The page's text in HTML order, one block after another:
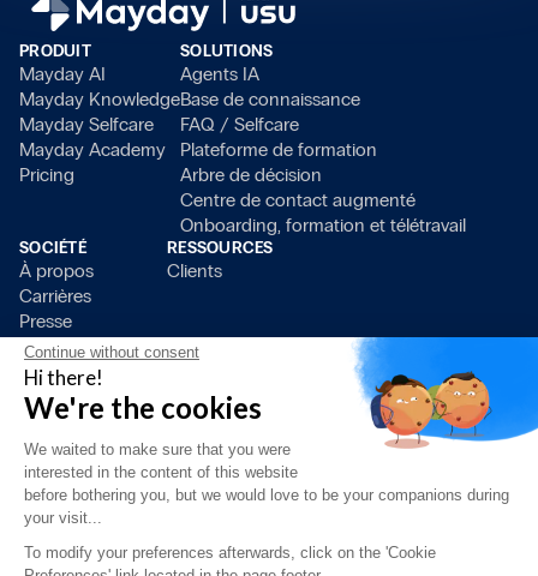
PRODUIT
Mayday AI
Mayday Knowledge
Mayday Selfcare
Mayday Academy
Pricing
SOLUTIONS
Agents IA
Base de connaissance
FAQ / Selfcare
Plateforme de formation
Arbre de décision
Centre de contact augmenté
Onboarding, formation et télétravail
SOCIÉTÉ
À propos
Carrières
Presse
Devenir partenaire
Contact
RESSOURCES
Clients
Continue without consent
Hi there!
We're the cookies
We waited to make sure that you were
interested in the content of this website
before bothering you, but we would love to be your companions during
your visit...
To modify your preferences afterwards, click on the 'Cookie